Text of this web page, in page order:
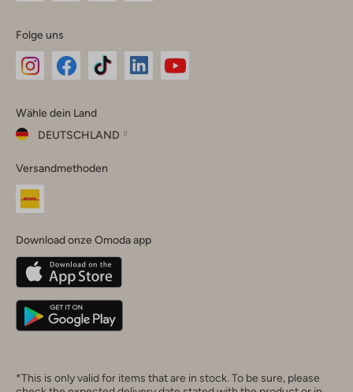
Folge uns
Instagram
Facebook
TikTok
Wähle dein Land
DEUTSCHLAND
dein
Land
Belgique(Français)
Deutschland
Versandmethoden
Download onze Omoda app
*This is only valid for items that are in stock. To be sure, please